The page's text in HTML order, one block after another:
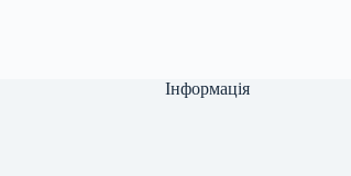
Інформація